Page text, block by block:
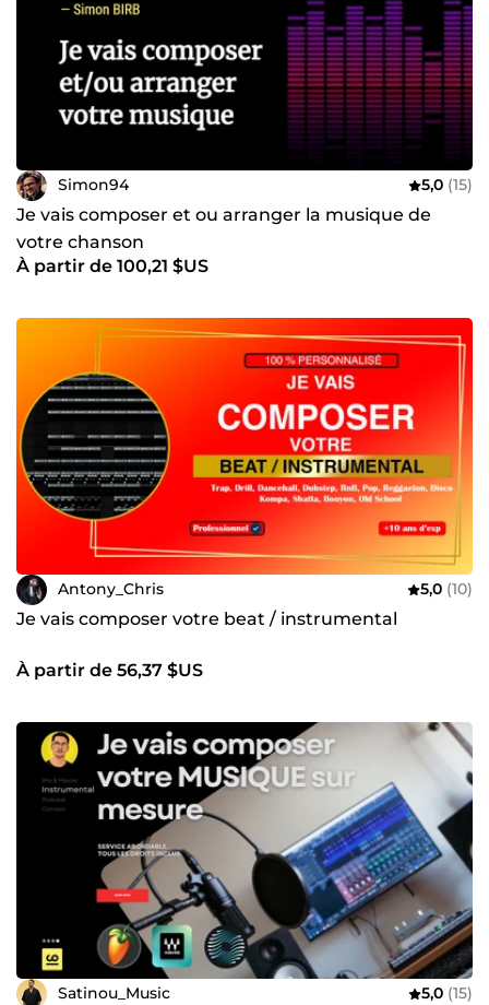
Simon94 5,0 (15)
Je vais composer et ou arranger la musique de
votre chanson
À partir de 100,21 $US
Antony_Chris 5,0 (10)
Je vais composer votre beat / instrumental
À partir de 56,37 $US
Satinou_Music 5,0 (15)